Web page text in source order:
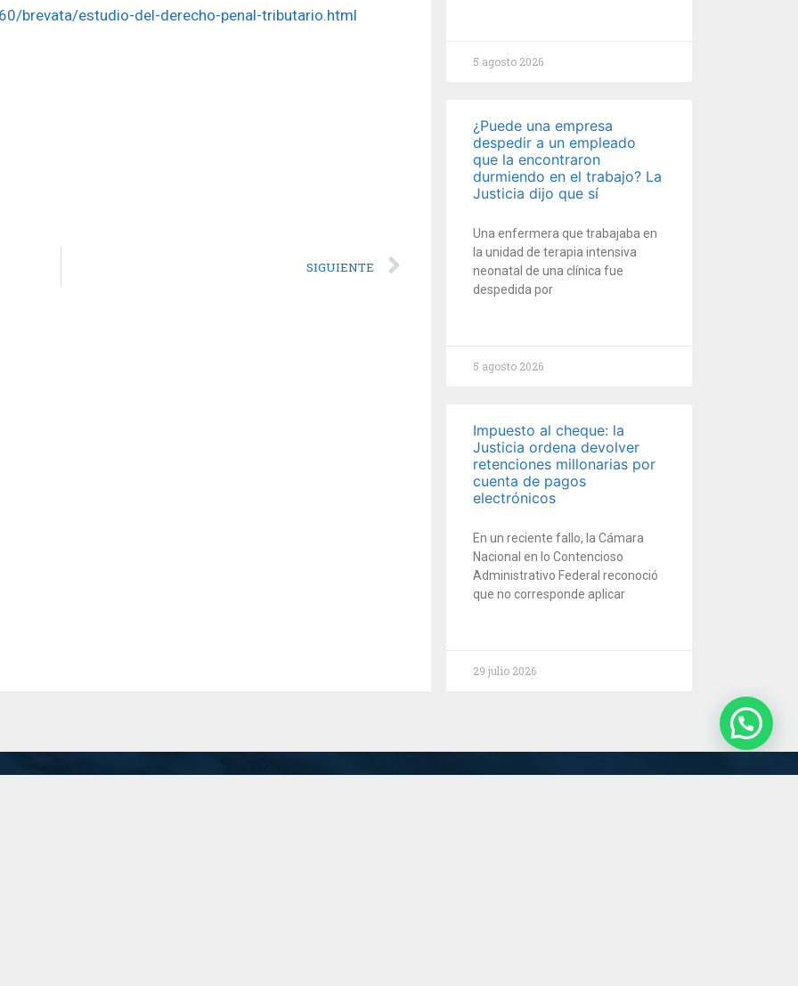
brevata/estudio-del-derecho-penal-tributario.html
SIGUIENTE
5 agosto 2026
¿Puede una empresa
despedir a un empleado
que la encontraron
durmiendo en el trabajo? La
Justicia dijo que sí
Una enfermera que trabajaba en
la unidad de terapia intensiva
neonatal de una clínica fue
despedida por
5 agosto 2026
Impuesto al cheque: la
Justicia ordena devolver
retenciones millonarias por
cuenta de pagos
electrónicos
En un reciente fallo, la Cámara
Nacional en lo Contencioso
Administrativo Federal reconoció
que no corresponde aplicar
29 julio 2026